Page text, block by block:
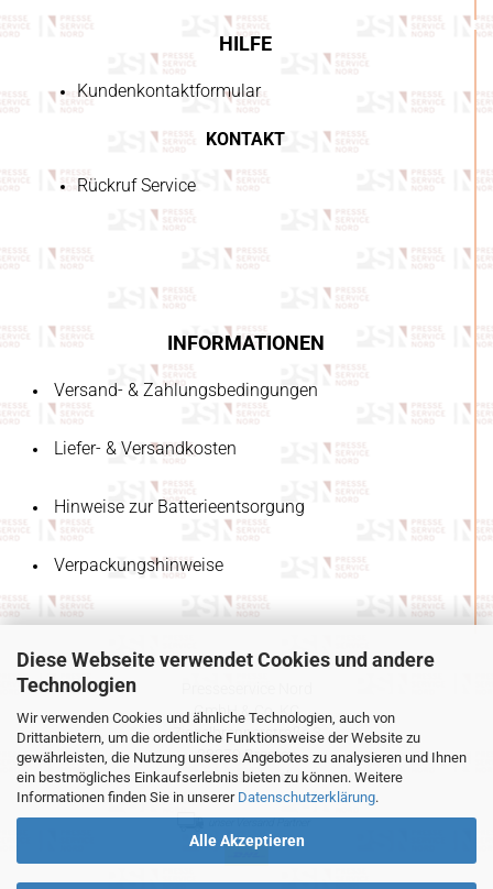
Diese Webseite verwendet Cookies und andere
Technologien
Wir verwenden Cookies und ähnliche Technologien, auch von
Drittanbietern, um die ordentliche Funktionsweise der Website zu
gewährleisten, die Nutzung unseres Angebotes zu analysieren und Ihnen
ein bestmögliches Einkaufserlebnis bieten zu können. Weitere
Informationen finden Sie in unserer Datenschutzerklärung.
Alle Akzeptieren
HILFE
Kundenkontaktformular
KONTAKT
Rückruf Service
INFORMATIONEN
Versand- & Zahlungsbedingungen
Liefer- & Versandkosten
Hinweise zur Batterieentsorgung
Verpackungshinweise
GmbH & Co. KG
Ziegelbrennerstraße 3
28279 Bremen
Deutschland